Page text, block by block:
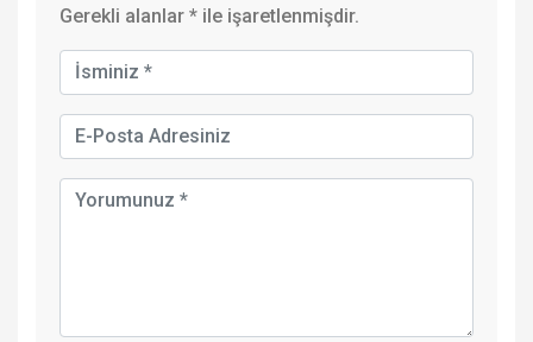
Gerekli alanlar * ile işaretlenmişdir.